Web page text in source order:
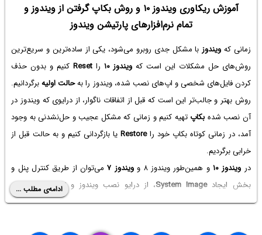
آموزش ریکاوری ویندوز ۱۰ و روش بکاپ گرفتن از ویندوز و
تمام نرم‌افزارهای پارتیشن ویندوز
زمانی که ویندوز با مشکل جدی روبرو می‌شود، یکی از ساده‌ترین و سریع‌ترین
روش‌های حل مشکلات این است که ویندوز ۱۰ راReset کنیم و بدون حذف
کردن فایل‌های شخصی و اپ‌های نصب شده، ویندوز را بهحالت اولیهبرگردانیم.
روش بهتر و جالب‌تر این است که قبل از اتفاقات ناگوار، از درایوی که ویندوز در
آن نصب شده بکاپ تهیه کنیم و زمانی که مشکل عجیب و حل‌نشدنی به وجود
آمد، در زمانی کوتاه بکاپ خود راRestoreیا بازگردانی کنیم و به حالت قبل از
خرابی برگردیم.
در ویندوز ۱۰ و همین‌طور ویندوز ۸ و ویندوز ۷
می‌توان از طریق کنترل پنل و
بخش ایجاد System Image
، از درایو نصب ویندوز و تمام نرم‌افزارها و
فایل‌های آن، بکاپ تهیه کرد وری‌استورکردن بکاپ نیز بدون اجرا شدن کامل
ادامه‌ی مطلب ...